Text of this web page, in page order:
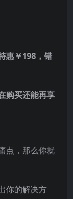
惠￥198，错
购买还能再享
点，那么你就
你的解决方